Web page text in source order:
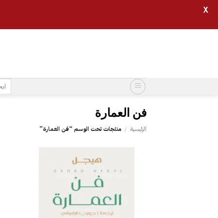
البحث
عن:
فن العمارة
الرئيسية / منتجات تحت الوسم “فن العمارة”
X